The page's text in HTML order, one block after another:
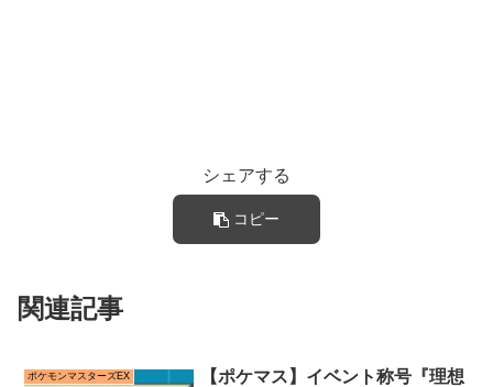
シェアする
コピー
関連記事
ポケモンマスターズEX
【ポケマス】イベント称号『理想